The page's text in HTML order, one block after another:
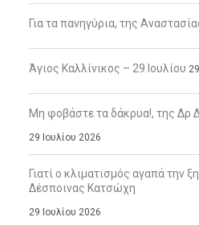
Για τα πανηγύρια, της
Άγιος Καλλίνικος – 29 Ιουλίου
Μη φοβάστε τα δάκρυα!, της Δρ
29 Ιουλίου 2026
Γιατί ο κλιματισμός αγαπά την
Δέσποινας Κατσώχη
29 Ιουλίου 2026